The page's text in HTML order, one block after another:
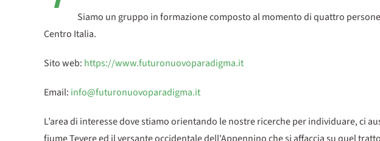
Siamo un gruppo in formazione composto al momento di quattro
Centro Italia.
Sito web: https://www.futuronuovoparadigma.it
Email: info@futuronuovoparadigma.it
L’area di interesse dove stiamo orientando le nostre ricerche per individuare,